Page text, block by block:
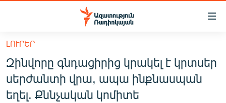
Մատչելիության
հիմնական
բովանդակությանը
Անցնել
հիմնական
մենյուին
ՀԱՅԱՍՏԱՆ
ՔԱՂԱՔԱԿԱՆ
ԼՈՒՐԵՐ
Զինվորը գնդացիրից կրակել է կրտսեր
սերժանտի վրա, ապա ինքնասպան
եղել. Քննչական կոմիտե